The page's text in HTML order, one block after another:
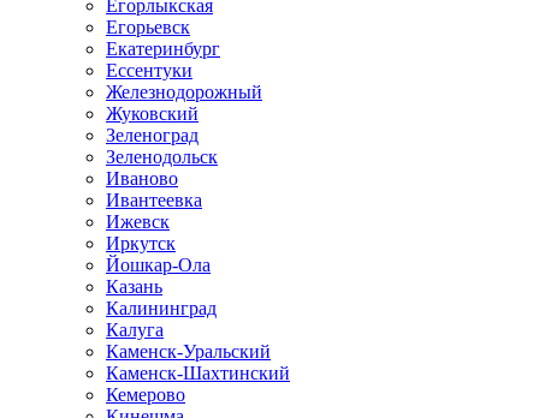
Егорлыкская
Егорьевск
Екатеринбург
Ессентуки
Железнодорожный
Жуковский
Зеленоград
Зеленодольск
Иваново
Ивантеевка
Ижевск
Иркутск
Йошкар-Ола
Казань
Калининград
Калуга
Каменск-Уральский
Каменск-Шахтинский
Кемерово